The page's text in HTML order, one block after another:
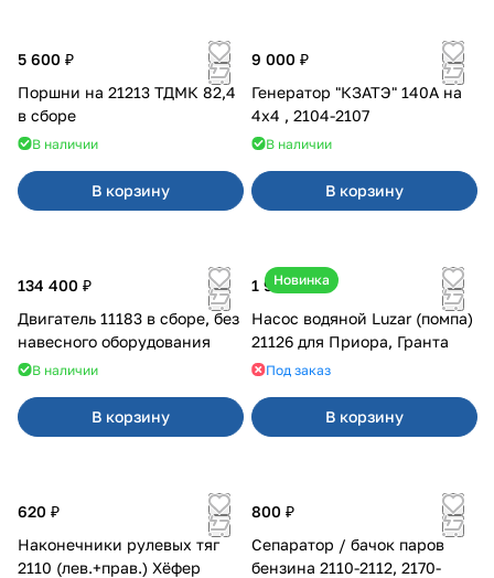
5 600 ₽
Поршни на 21213 ТДМК 82,4
в сборе
В наличии
В корзину
9 000 ₽
Генератор "КЗАТЭ" 140А на
4x4 , 2104-2107
В наличии
В корзину
134 400 ₽
Двигатель 11183 в сборе, без
навесного оборудования
В наличии
В корзину
Новинка
1 990 ₽
Насос водяной Luzar (помпа)
21126 для Приора, Гранта
Под заказ
В корзину
620 ₽
Наконечники рулевых тяг
2110 (лев.+прав.) Хёфер
800 ₽
Сепаратор / бачок паров
бензина 2110-2112, 2170-